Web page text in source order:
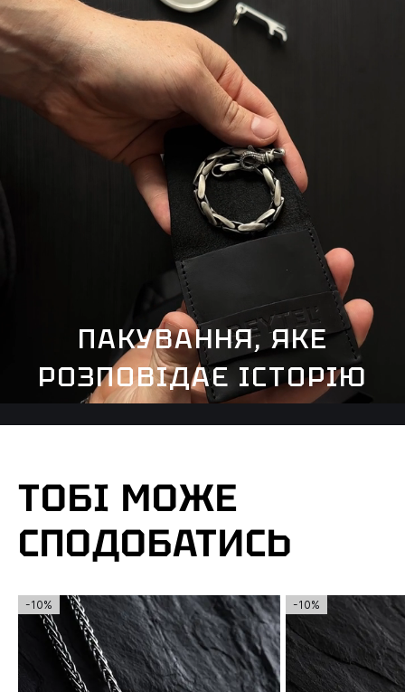
ПАКУВАННЯ, ЯКЕ
РОЗПОВІДАЄ ІСТОРІЮ
ТОБІ МОЖЕ
СПОДОБАТИСЬ
-10% -10%